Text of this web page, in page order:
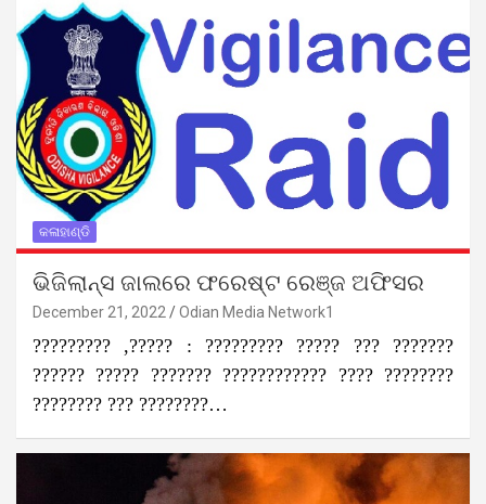
କଳାହାଣ୍ଡି
ଭିଜିଲାନ୍ସ ଜାଲରେ ଫରେଷ୍ଟ ରେଞ୍ଜ ଅଫିସର
December 21, 2022 Odian Media Network1
????????? ,????? : ????????? ????? ??? ???????
?????? ????? ??????? ???????????? ???? ????????
???????? ??? ????????…